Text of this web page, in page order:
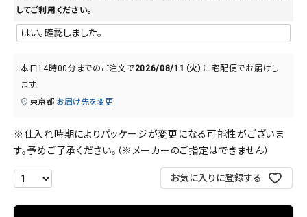
してご利用ください。
本日 14時00分 までのご注文で2026/08/11（火） に宅配便でお届けし
ます。
東京都 お届け先を変更
※仕入れ時期によりパッケージが変更になる可能性がございま
す。予めご了承ください。（※メーカーのご指定はできません）
お気に入りに登録する